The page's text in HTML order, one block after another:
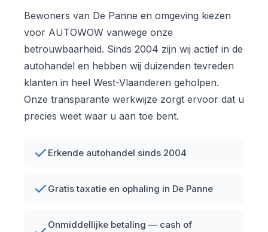
Bewoners van De Panne en omgeving kiezen
voor AUTOWOW vanwege onze
betrouwbaarheid. Sinds 2004 zijn wij actief in de
autohandel en hebben wij duizenden tevreden
klanten in heel West-Vlaanderen geholpen.
Onze transparante werkwijze zorgt ervoor dat u
precies weet waar u aan toe bent.
Erkende autohandel sinds 2004
Gratis taxatie en ophaling in De Panne
Onmiddellijke betaling — cash of